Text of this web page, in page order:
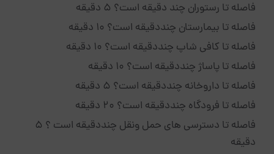
فاصله تا رستوران چند دقیقه است؟ 5 دقیقه
فاصله تا بیمارستان چنددقیقه است؟ 10 دقیقه
فاصله تا کافی شاپ چنددقیقه است؟ 10 دقیقه
فاصله تا پاساژ چنددقیقه است؟ 10 دقیقه
فاصله تا داروخانه چنددقیقه است؟ 5 دقیقه
فاصله تا فرودگاه چنددقیقه است؟ 20 دقیقه
فاصله تا دسترسی های حمل ونقل چنددقیقه است ؟ 5
دقیقه